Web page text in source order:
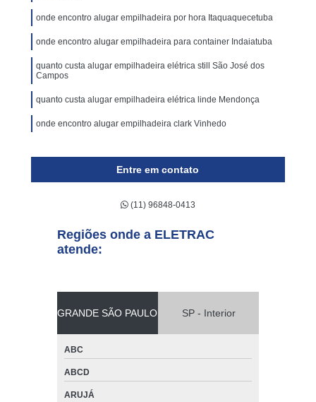
onde encontro alugar empilhadeira por hora Itaquaquecetuba
onde encontro alugar empilhadeira para container Indaiatuba
quanto custa alugar empilhadeira elétrica still São José dos
Campos
quanto custa alugar empilhadeira elétrica linde Mendonça
onde encontro alugar empilhadeira clark Vinhedo
Entre em contato
(11) 96848-0413
Regiões onde a ELETRAC
atende:
GRANDE SÃO PAULO SP - Interior
ABC
ABCD
ARUJÁ